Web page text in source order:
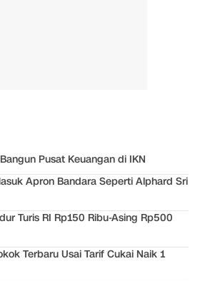
Pusat Keuangan di IKN
Apron Bandara Seperti Alphard Sri
Turis RI Rp150 Ribu-Asing Rp500
Terbaru Usai Tarif Cukai Naik 1